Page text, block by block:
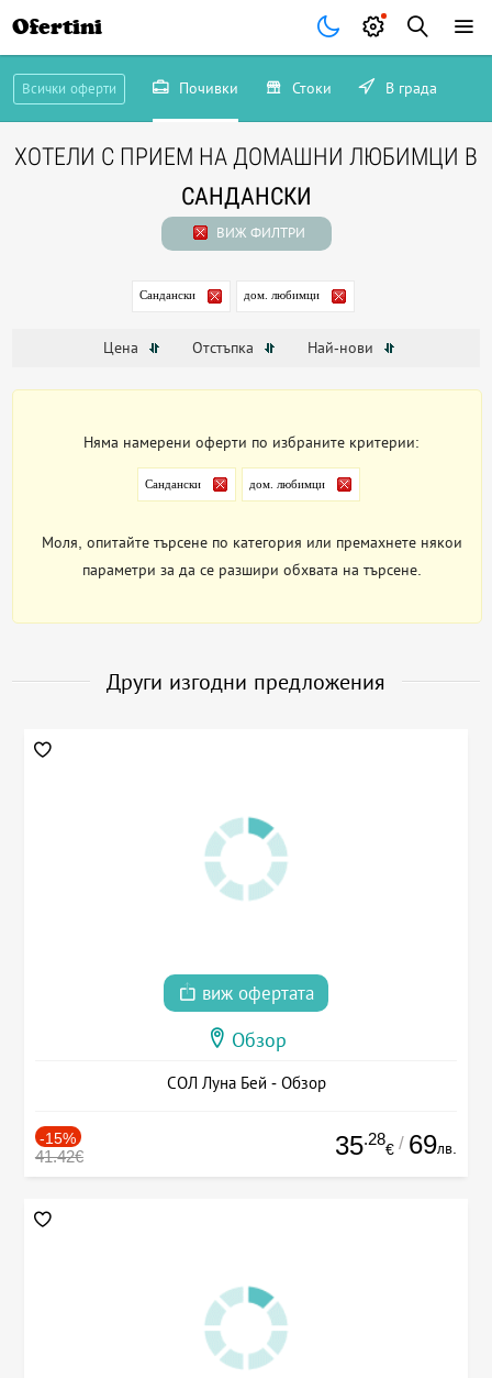
Ofertini
Всички оферти Почивки Стоки В града
ХОТЕЛИ С ПРИЕМ НА ДОМАШНИ ЛЮБИМЦИ В
САНДАНСКИ
ВИЖ ФИЛТРИ
Сандански дом. любимци
Цена Отстъпка Най-нови
Няма намерени оферти по избраните критерии:
Сандански дом. любимци
Моля, опитайте търсене по категория или премахнете някои
параметри за да се разшири обхвата на търсене.
Други изгодни предложения
виж офертата
Обзор
СОЛ Луна Бей - Обзор
-15%
41.42€ 35.28
€ / 69лв.